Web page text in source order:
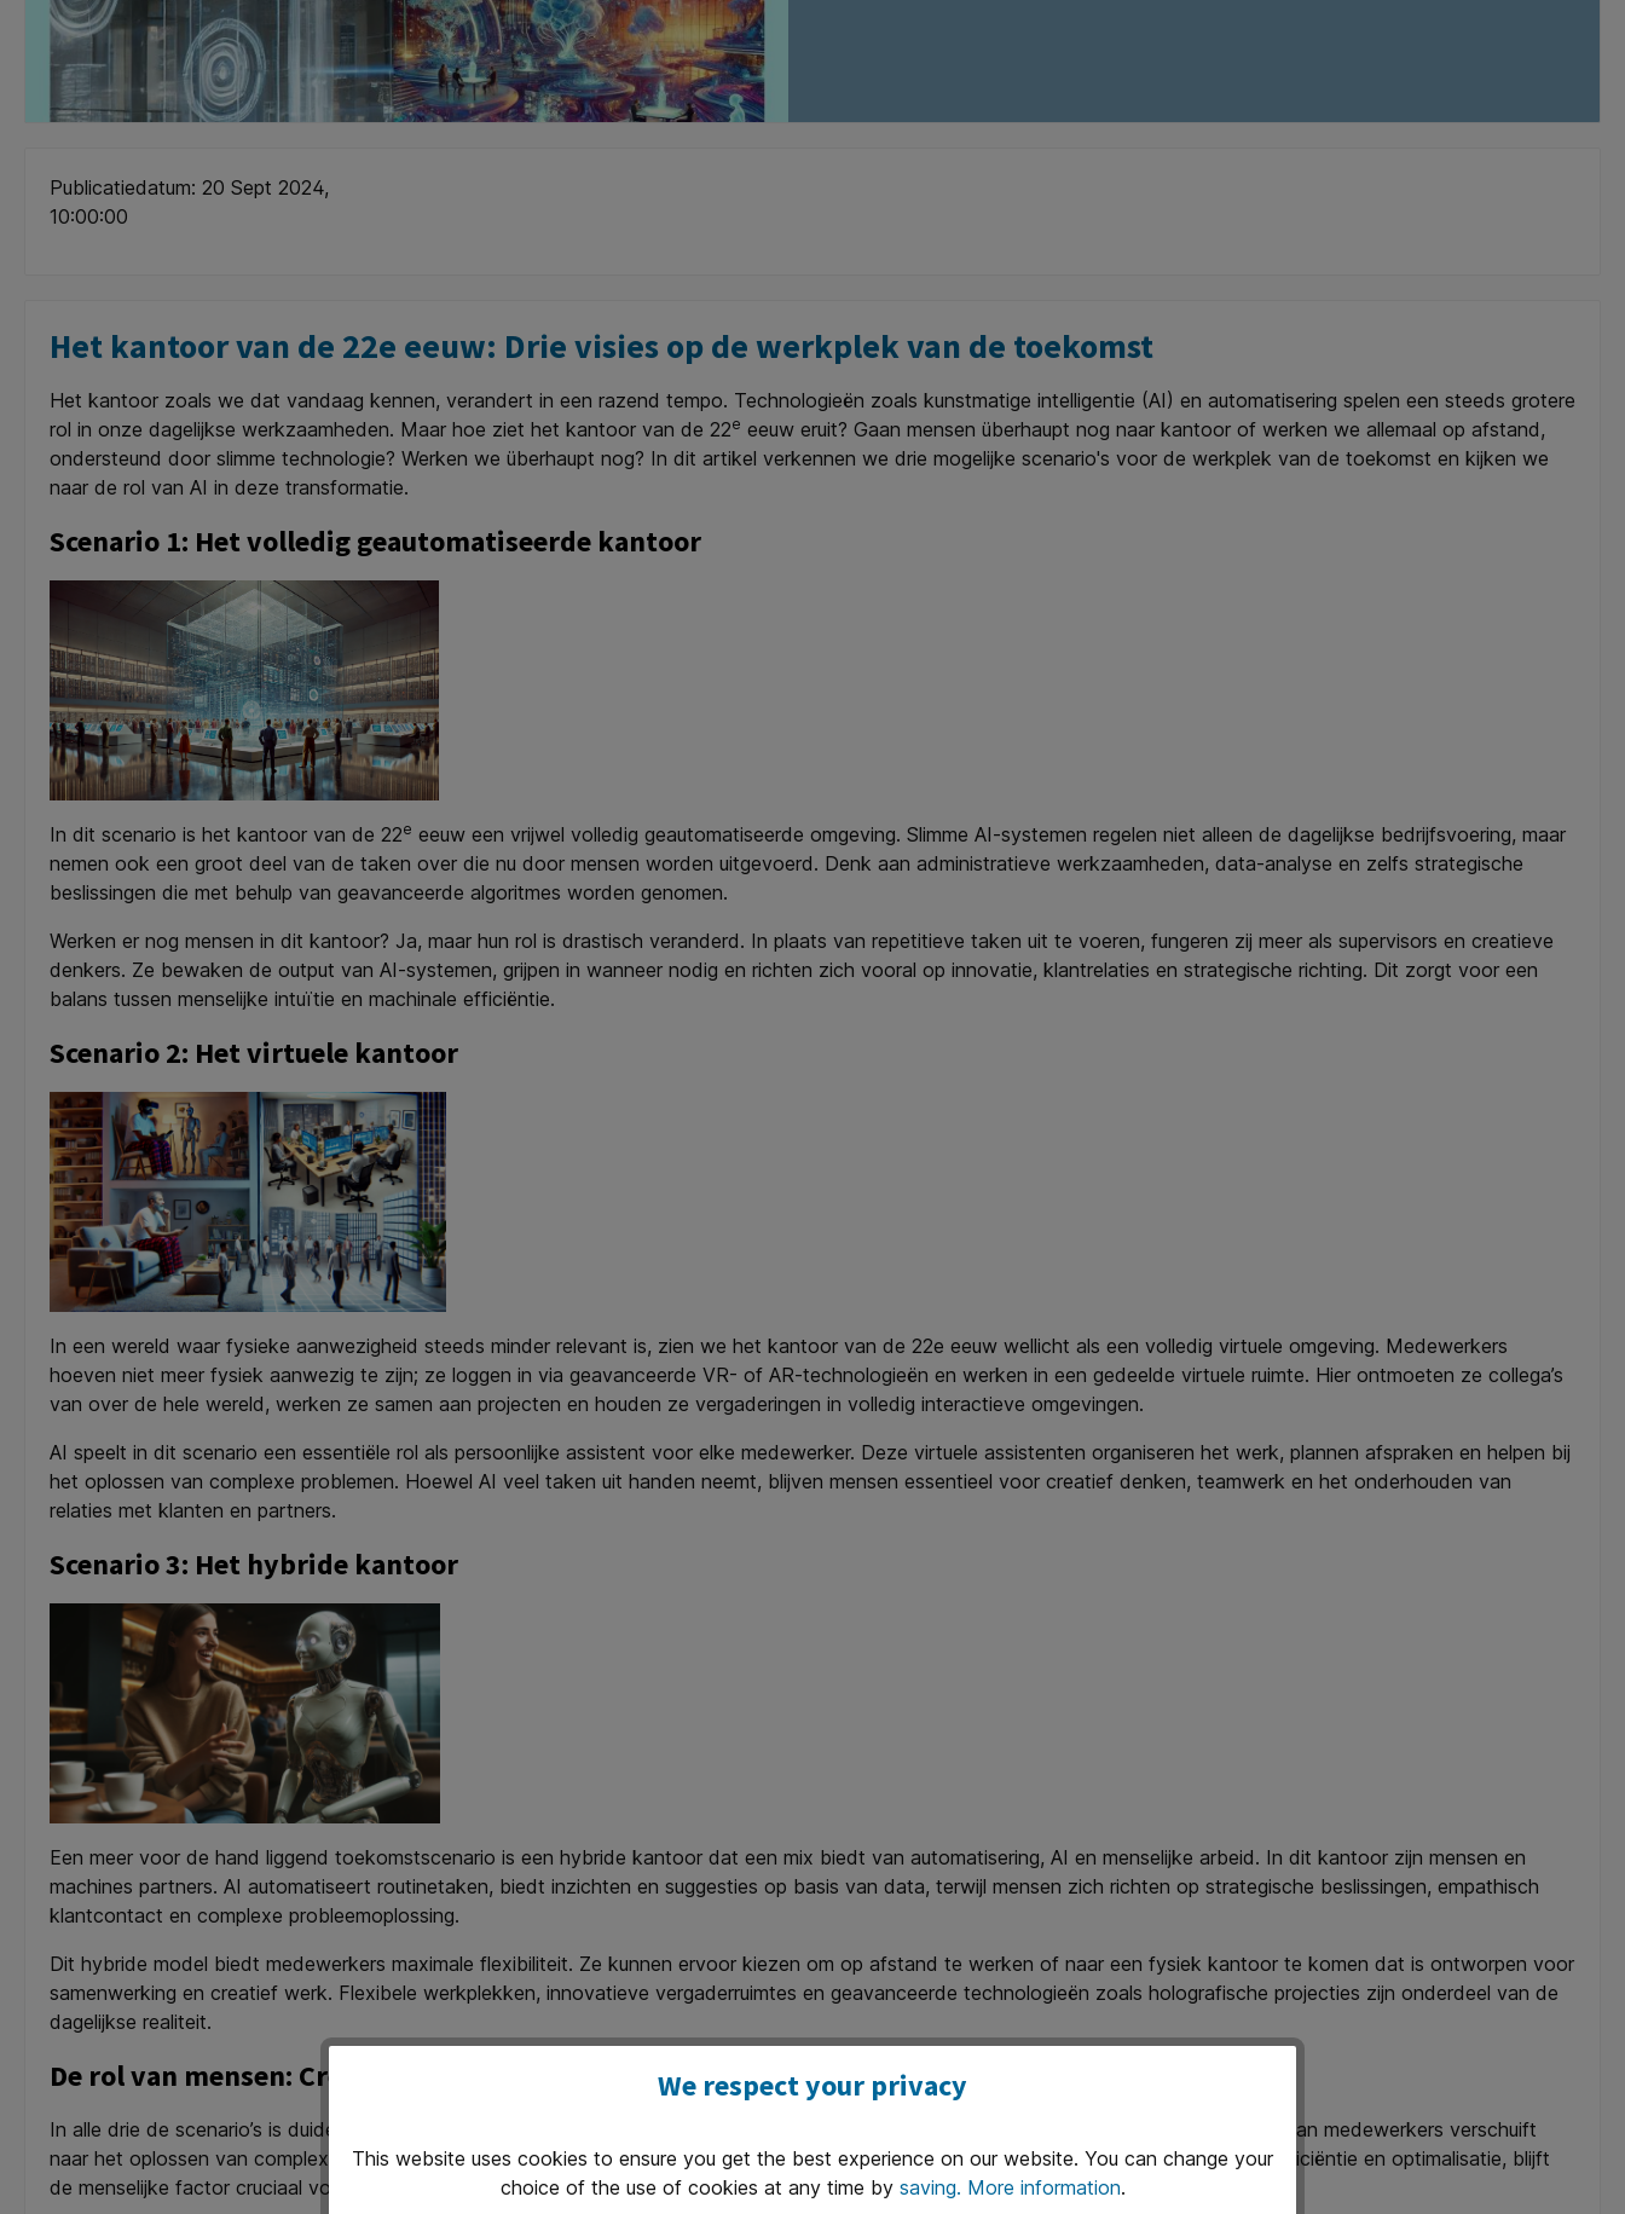
Publicatiedatum: 20 Sept 2024,
10:00:00
Het kantoor van de 22e eeuw: Drie visies op de werkplek van de toekomst
Het kantoor zoals we dat vandaag kennen, verandert in een razend tempo. Technologieën zoals kunstmatige intelligentie (AI) en automatisering spelen een steeds grotere
rol in onze dagelijkse werkzaamheden. Maar hoe ziet het kantoor van de 22e eeuw eruit? Gaan mensen überhaupt nog naar kantoor of werken we allemaal op afstand,
ondersteund door slimme technologie? Werken we überhaupt nog? In dit artikel verkennen we drie mogelijke scenario's voor de werkplek van de toekomst en kijken we
naar de rol van AI in deze transformatie.
Scenario 1: Het volledig geautomatiseerde kantoor
In dit scenario is het kantoor van de 22e eeuw een vrijwel volledig geautomatiseerde omgeving. Slimme AI-systemen regelen niet alleen de dagelijkse bedrijfsvoering, maar
nemen ook een groot deel van de taken over die nu door mensen worden uitgevoerd. Denk aan administratieve werkzaamheden, data-analyse en zelfs strategische
beslissingen die met behulp van geavanceerde algoritmes worden genomen.
Werken er nog mensen in dit kantoor? Ja, maar hun rol is drastisch veranderd. In plaats van repetitieve taken uit te voeren, fungeren zij meer als supervisors en creatieve
denkers. Ze bewaken de output van AI-systemen, grijpen in wanneer nodig en richten zich vooral op innovatie, klantrelaties en strategische richting. Dit zorgt voor een
balans tussen menselijke intuïtie en machinale efficiëntie.
Scenario 2: Het virtuele kantoor
In een wereld waar fysieke aanwezigheid steeds minder relevant is, zien we het kantoor van de 22e eeuw wellicht als een volledig virtuele omgeving. Medewerkers
hoeven niet meer fysiek aanwezig te zijn; ze loggen in via geavanceerde VR- of AR-technologieën en werken in een gedeelde virtuele ruimte. Hier ontmoeten ze collega’s
van over de hele wereld, werken ze samen aan projecten en houden ze vergaderingen in volledig interactieve omgevingen.
AI speelt in dit scenario een essentiële rol als persoonlijke assistent voor elke medewerker. Deze virtuele assistenten organiseren het werk, plannen afspraken en helpen bij
het oplossen van complexe problemen. Hoewel AI veel taken uit handen neemt, blijven mensen essentieel voor creatief denken, teamwerk en het onderhouden van
relaties met klanten en partners.
Scenario 3: Het hybride kantoor
Een meer voor de hand liggend toekomstscenario is een hybride kantoor dat een mix biedt van automatisering, AI en menselijke arbeid. In dit kantoor zijn mensen en
machines partners. AI automatiseert routinetaken, biedt inzichten en suggesties op basis van data, terwijl mensen zich richten op strategische beslissingen, empathisch
klantcontact en complexe probleemoplossing.
Dit hybride model biedt medewerkers maximale flexibiliteit. Ze kunnen ervoor kiezen om op afstand te werken of naar een fysiek kantoor te komen dat is ontworpen voor
samenwerking en creatief werk. Flexibele werkplekken, innovatieve vergaderruimtes en geavanceerde technologieën zoals holografische projecties zijn onderdeel van de
dagelijkse realiteit.
De rol van mensen: Creativiteit, ethiek en relaties
In alle drie de scenario’s is duidelijk dat AI een grote rol zal spelen in de kantoren van de toekomst, maar mensen blijven onmisbaar. De rol van medewerkers verschuift
naar het oplossen van complexe vraagstukken, creatief denken, ethisch handelen en het onderhouden van relaties. Terwijl AI zorgt voor efficiëntie en optimalisatie, blijft
de menselijke factor cruciaal voor innovatie, empathie en strategische groei.
We respect your privacy
This website uses cookies to ensure you get the best experience on our website. You can change your
choice of the use of cookies at any time by saving. More information.